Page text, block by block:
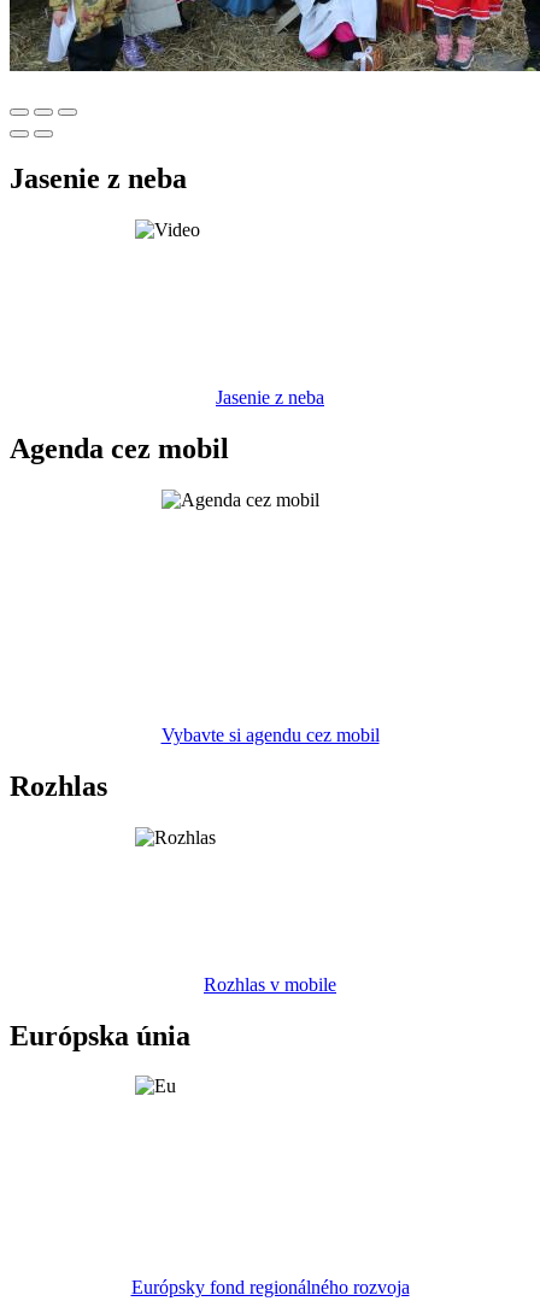
Jasenie z neba
Jasenie z neba
Agenda cez mobil
Vybavte si agendu cez mobil
Rozhlas
Rozhlas v mobile
Európska únia
Európsky fond regionálného rozvoja